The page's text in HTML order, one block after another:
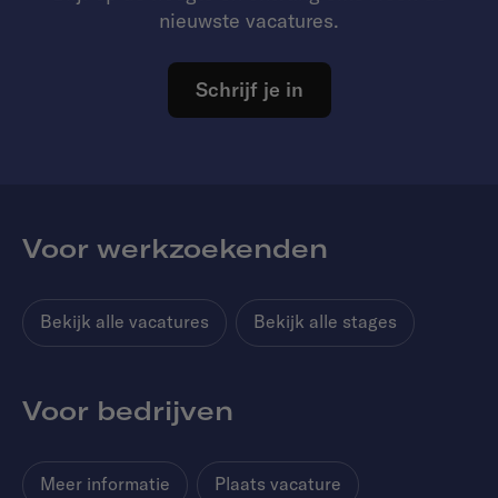
nieuwste vacatures.
Schrijf je in
Voor werkzoekenden
Bekijk alle vacatures Bekijk alle stages
Voor bedrijven
Meer informatie Plaats vacature